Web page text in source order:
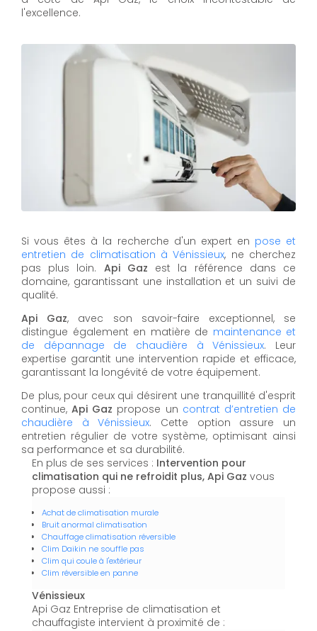
l'excellence.
Si vous êtes à la recherche d'un expert en pose et
entretien de climatisation à Vénissieux, ne cherchez
pas plus loin. Api Gaz est la référence dans ce
domaine, garantissant une installation et un suivi de
qualité.
Api Gaz, avec son savoir-faire exceptionnel, se
distingue également en matière de maintenance et
de dépannage de chaudière à Vénissieux. Leur
expertise garantit une intervention rapide et efficace,
garantissant la longévité de votre équipement.
De plus, pour ceux qui désirent une tranquillité d'esprit
continue,Api Gaz propose un contrat d’entretien de
chaudière à Vénissieux. Cette option assure un
entretien régulier de votre système, optimisant ainsi
sa performance et sa durabilité.
En plus de ses services : Intervention pour
climatisation qui ne refroidit plus, Api Gaz vous
propose aussi :
Achat de climatisation murale
Bruit anormal climatisation
Chauffage climatisation réversible
Clim Daikin ne souffle pas
Clim qui coule à l'extérieur
Clim réversible en panne
Vénissieux
Api Gaz Entreprise de climatisation et
chauffagiste intervient à proximité de :